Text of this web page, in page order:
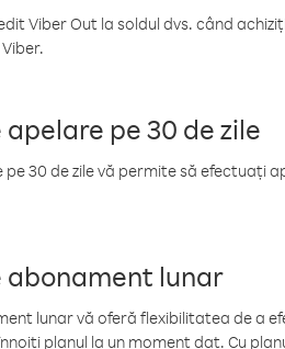
Viber Out la soldul dvs. când
pe 30 de zile
pe 30 de zile vă permite să efectuați
abonament lunar
lunar vă oferă flexibilitatea de a
planul la un moment dat. Cu